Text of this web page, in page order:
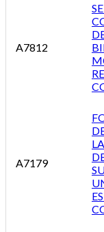
A7812
A7179